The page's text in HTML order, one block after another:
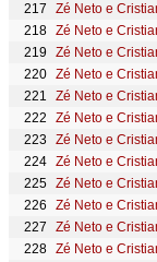
Zé Neto e
Zé Neto e
Zé Neto e
Zé Neto e
Zé Neto e
Zé Neto e
Zé Neto e
Zé Neto e
Zé Neto e
Zé Neto e